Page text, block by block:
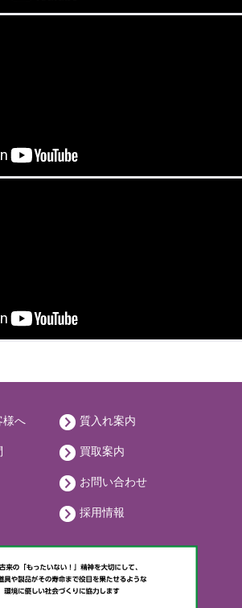
様へ 質入れ案内
買取案内
お問い合わせ
採用情報